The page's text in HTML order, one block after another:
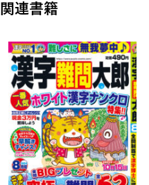
★ダンジョン漢字ジグザグワ
最新家電、金券、現金など
ナイスショット♪
全問豪華プレゼント!!
関連書籍